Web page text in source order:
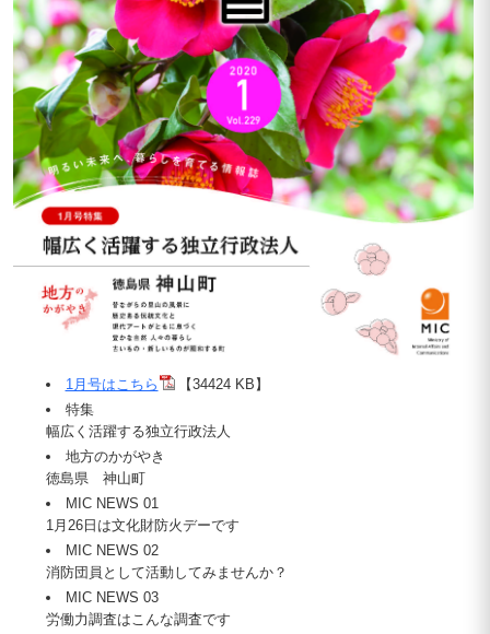
1月号はこちら
【34424 KB】
特集
幅広く活躍する独立行政法人
地方のかがやき
徳島県 神山町
MIC NEWS 01
1月26日は文化財防火デーです
MIC NEWS 02
消防団員として活動してみませんか？
MIC NEWS 03
労働力調査はこんな調査です